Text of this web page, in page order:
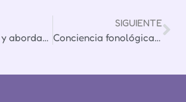
Comprender y abordar las dislalias. Parte 1
SIGUIENTE
Conciencia fonológica: importancia, definición y desarrollo.